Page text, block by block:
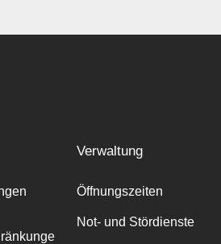
Verwaltung
Öffnungszeiten
Not- und Stördienste